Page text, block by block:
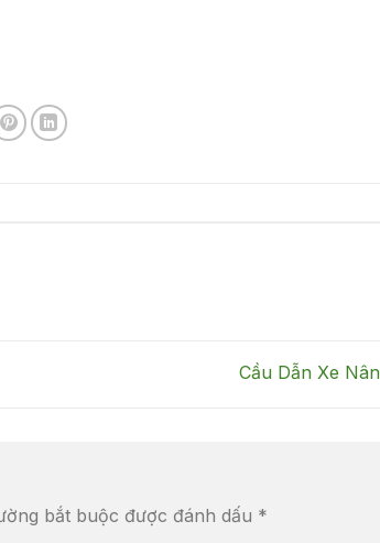
Cầu Dẫn Xe
bắt buộc được đánh dấu *